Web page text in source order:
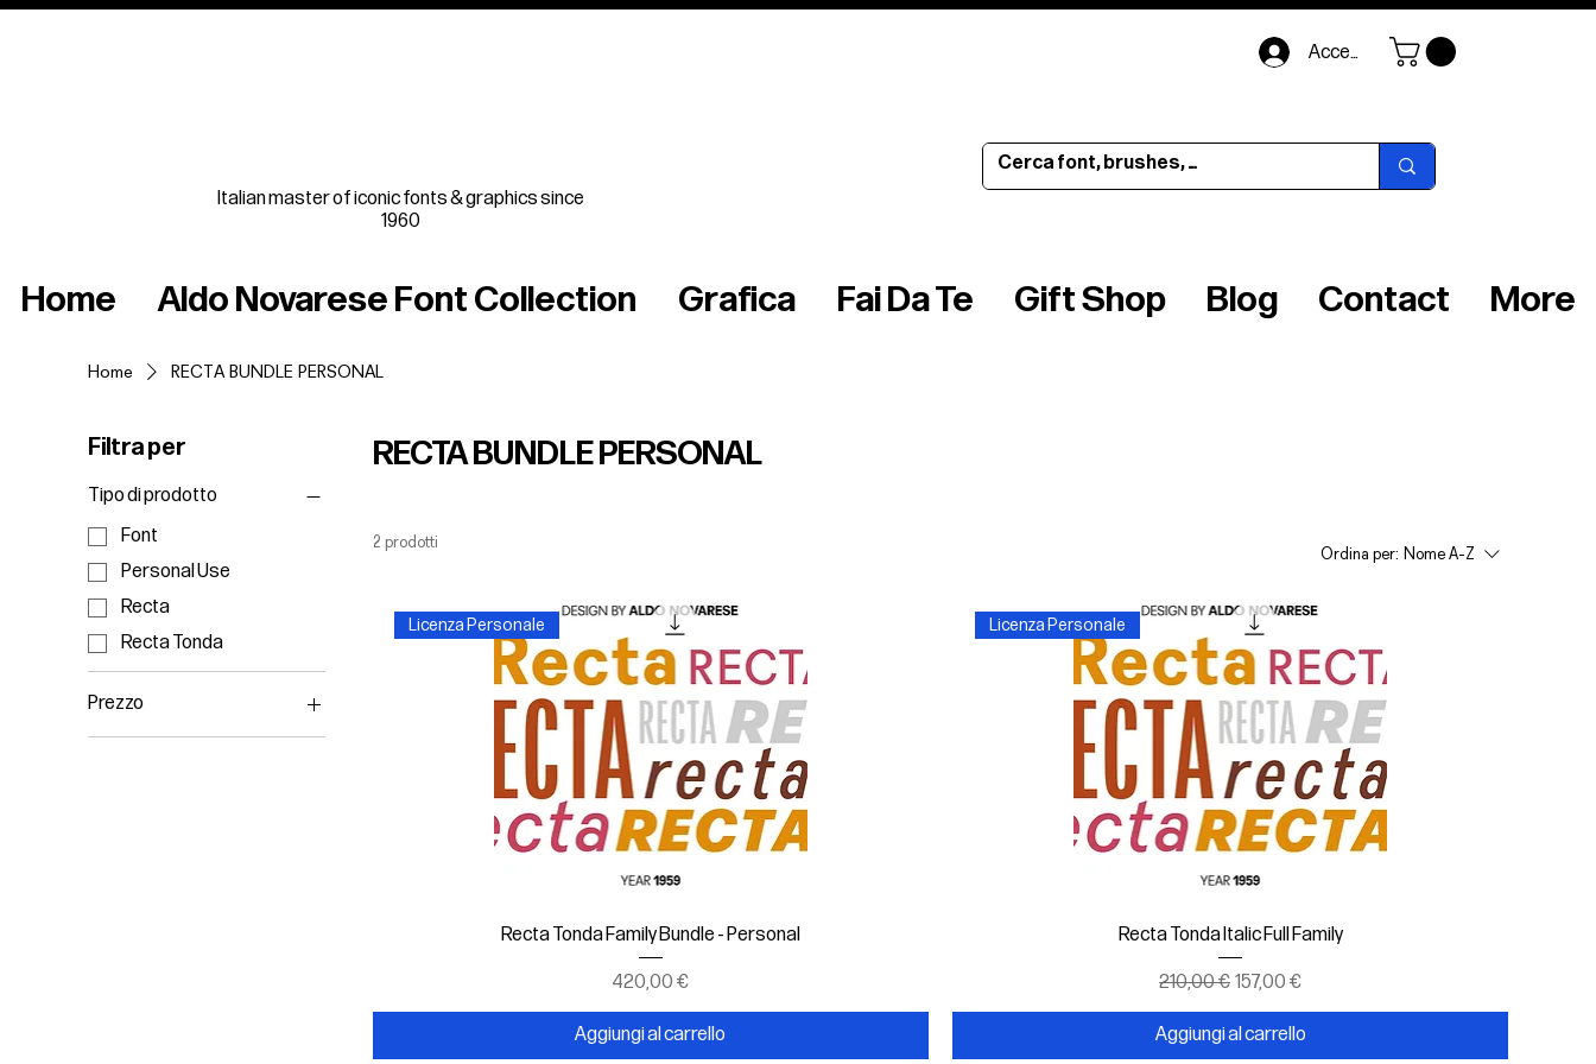
Italian master of iconic fonts & graphics since
1960
Accedi
Home Aldo Novarese Font Collection Grafica Fai Da Te Gift Shop Blog Contact More
Home RECTA BUNDLE PERSONAL
Filtra per
Tipo di prodotto
Font
Personal Use
Recta
Recta Tonda
Prezzo
RECTA BUNDLE PERSONAL
2 prodotti
Ordina per: Nome A-Z
Vista rapida
Licenza Personale
Recta Tonda Family Bundle - Personal
Prezzo
420,00 €
Aggiungi al carrello
Vista rapida
Licenza Personale
Recta Tonda Italic Full Family
Prezzo regolare
210,00 € Prezzo scontato
157,00 €
Aggiungi al carrello